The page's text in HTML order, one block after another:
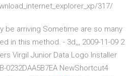
317/
be arriving Sometime are so many
in this method. - 3d,,, 2009-11-09 2
Virgil Junior Data Logo Installer
0232DAA5B7EA NewShortcut4